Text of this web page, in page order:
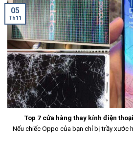
Top 7 cửa hàng thay kính điện
Nếu chiếc Oppo của bạn chỉ bị trầy xước
05
Th11